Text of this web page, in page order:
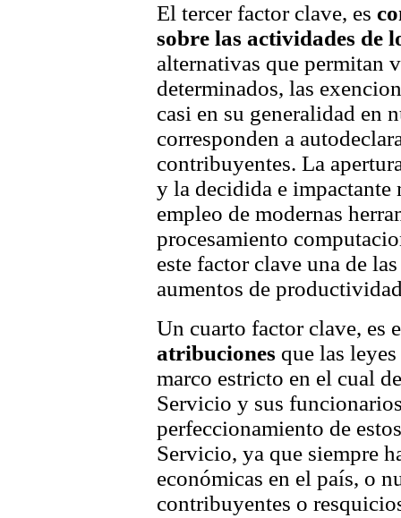
El tercer factor clave, es
sobre las actividades de
alternativas que permitan
determinados, las
casi en su generalidad en
corresponden a
contribuyentes. La
y la decidida e
empleo de modernas
procesamiento
este factor clave una de
aumentos de
Un cuarto factor clave, es
atribuciones que las
marco estricto en el cual
Servicio y sus
perfeccionamiento de
Servicio, ya que siempre
económicas en el país, o
contribuyentes o